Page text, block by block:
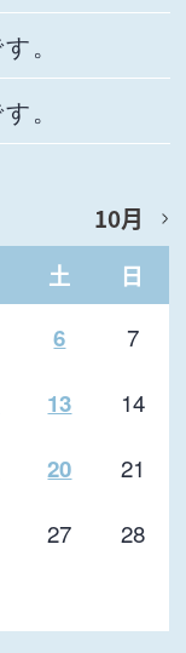
。
。
土 日
10月
6 7
13
14
20 21
27 28